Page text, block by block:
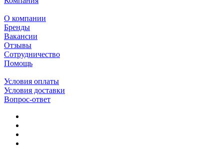
О компании
Бренды
Вакансии
Отзывы
Сотрудничество
Помощь
Условия оплаты
Условия доставки
Вопрос-ответ